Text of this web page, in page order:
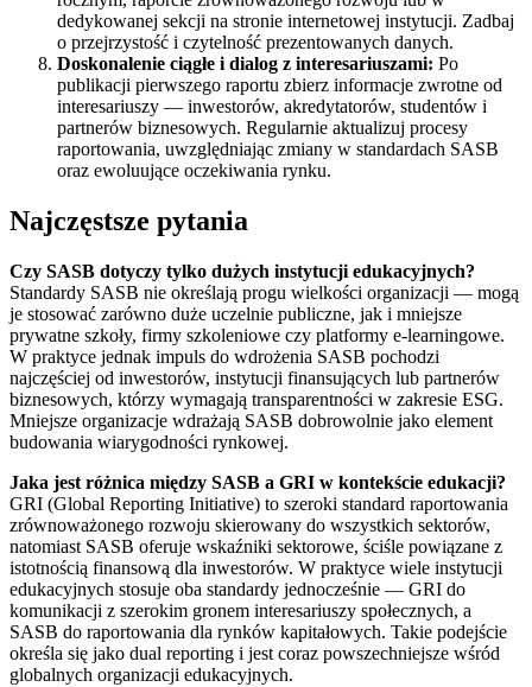
dedykowanej sekcji na stronie internetowej instytucji. Zadbaj
o przejrzystość i czytelność prezentowanych danych.
Doskonalenie ciągłe i dialog z interesariuszami: Po
publikacji pierwszego raportu zbierz informacje zwrotne od
interesariuszy — inwestorów, akredytatorów, studentów i
partnerów biznesowych. Regularnie aktualizuj procesy
raportowania, uwzględniając zmiany w standardach SASB
oraz ewoluujące oczekiwania rynku.
Najczęstsze pytania
Czy SASB dotyczy tylko dużych instytucji edukacyjnych?
Standardy SASB nie określają progu wielkości organizacji — mogą
je stosować zarówno duże uczelnie publiczne, jak i mniejsze
prywatne szkoły, firmy szkoleniowe czy platformy e-learningowe.
W praktyce jednak impuls do wdrożenia SASB pochodzi
najczęściej od inwestorów, instytucji finansujących lub partnerów
biznesowych, którzy wymagają transparentności w zakresie ESG.
Mniejsze organizacje wdrażają SASB dobrowolnie jako element
budowania wiarygodności rynkowej.
Jaka jest różnica między SASB a GRI w kontekście edukacji?
GRI (Global Reporting Initiative) to szeroki standard raportowania
zrównoważonego rozwoju skierowany do wszystkich sektorów,
natomiast SASB oferuje wskaźniki sektorowe, ściśle powiązane z
istotnością finansową dla inwestorów. W praktyce wiele instytucji
edukacyjnych stosuje oba standardy jednocześnie — GRI do
komunikacji z szerokim gronem interesariuszy społecznych, a
SASB do raportowania dla rynków kapitałowych. Takie podejście
określa się jako dual reporting i jest coraz powszechniejsze wśród
globalnych organizacji edukacyjnych.